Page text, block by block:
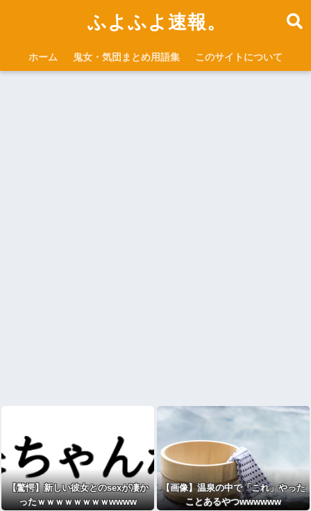
ふよふよ速報。
ホーム 鬼女・気団まとめ用語集 このサイトについて
【驚愕】新しい彼女とのsexが凄か
ったｗｗｗｗｗｗｗｗwwww
【画像】温泉の中で「これ」やった
ことあるやつwwwwww